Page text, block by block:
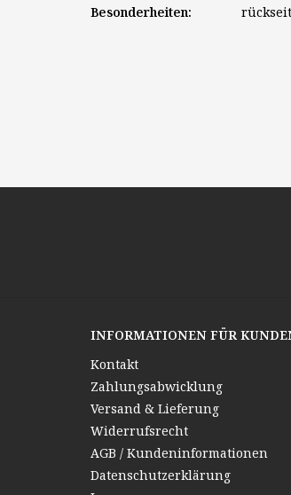
Besonderheiten:
INFORMATIONEN FÜR
Kontakt
Zahlungsabwicklung
Versand & Lieferung
Widerrufsrecht
AGB / Kundeninformationen
Datenschutzerklärung